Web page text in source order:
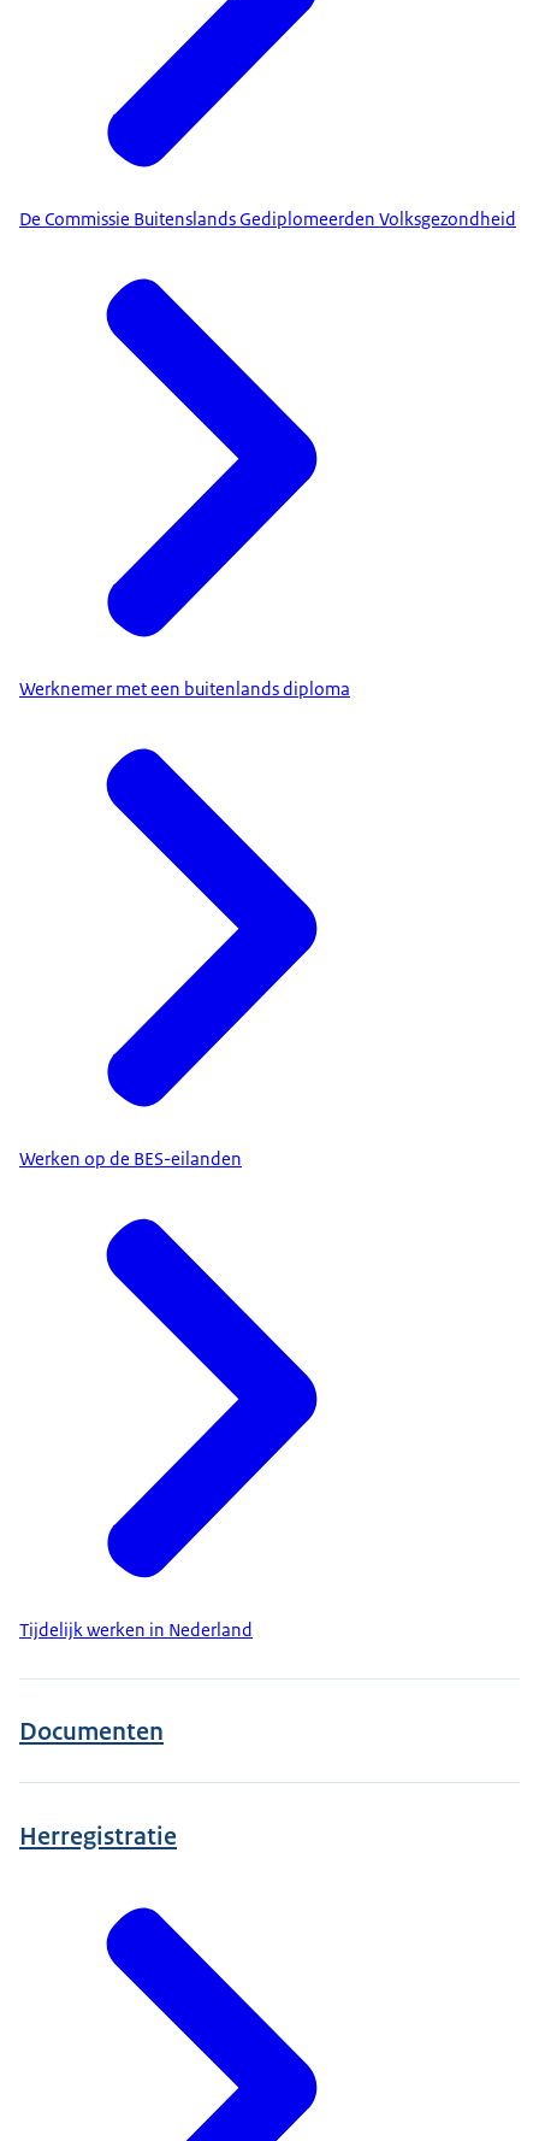
De Commissie Buitenslands Gediplomeerden Volksgezondheid
Werknemer met een buitenlands diploma
Werken op de BES-eilanden
Tijdelijk werken in Nederland
Documenten
Herregistratie